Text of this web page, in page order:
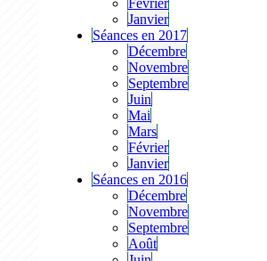
Février
Janvier
Séances en 2017
Décembre
Novembre
Septembre
Juin
Mai
Mars
Février
Janvier
Séances en 2016
Décembre
Novembre
Septembre
Août